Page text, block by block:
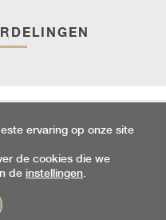
ervaring op onze site
de cookies die we
de instellingen
Discutez avec nous